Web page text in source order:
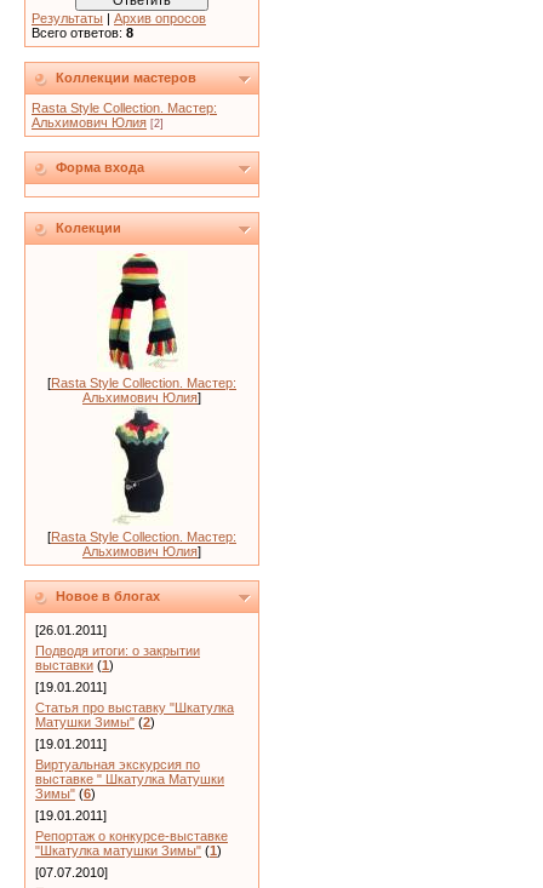
Результаты | Архив опросов
Всего ответов: 8
Коллекции мастеров
Rasta Style Collection. Мастер:
Альхимович Юлия [2]
Форма входа
Колекции
[Rasta Style Collection. Мастер:
Альхимович Юлия]
[Rasta Style Collection. Мастер:
Альхимович Юлия]
Новое в блогах
[26.01.2011]
Подводя итоги: о закрытии
выставки (1)
[19.01.2011]
Статья про выставку "Шкатулка
Матушки Зимы" (2)
[19.01.2011]
Виртуальная экскурсия по
выставке " Шкатулка Матушки
Зимы" (6)
[19.01.2011]
Репортаж о конкурсе-выставке
"Шкатулка матушки Зимы" (1)
[07.07.2010]